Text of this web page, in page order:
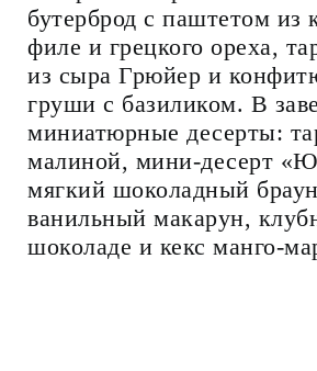
бутерброд с паштетом из
филе и грецкого ореха,
из сыра Грюйер и
груши с базиликом. В
миниатюрные десерты:
малиной, мини-десерт
мягкий шоколадный
ванильный макарун,
шоколаде и кекс манго-